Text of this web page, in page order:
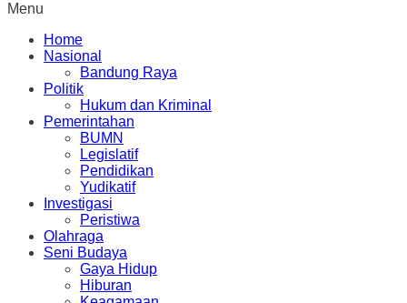
Menu
Home
Nasional
Bandung Raya
Politik
Hukum dan Kriminal
Pemerintahan
BUMN
Legislatif
Pendidikan
Yudikatif
Investigasi
Peristiwa
Olahraga
Seni Budaya
Gaya Hidup
Hiburan